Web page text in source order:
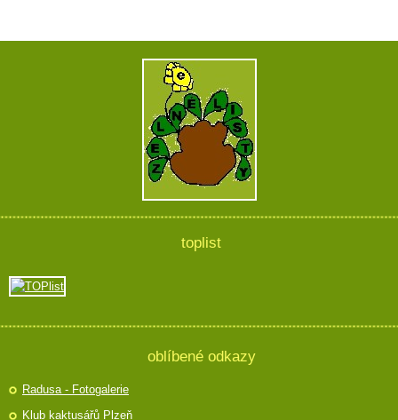
toplist
oblíbené odkazy
Radusa - Fotogalerie
Klub kaktusářů Plzeň